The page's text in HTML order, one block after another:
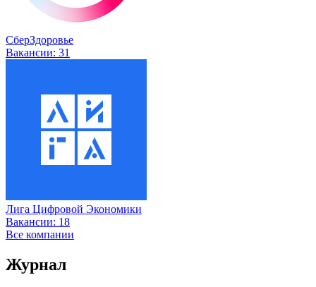
СберЗдоровье
Вакансии: 31
Лига Цифровой Экономики
Вакансии: 18
Все компании
Журнал